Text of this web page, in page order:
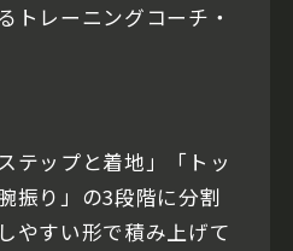
トレーニングコーチ・
テップと着地」「トッ
振り」の3段階に分割
やすい形で積み上げて